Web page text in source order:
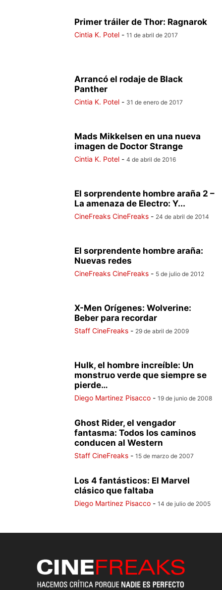
Primer tráiler de Thor: Ragnarok
Cintia K. Potel - 11 de abril de 2017
Arrancó el rodaje de Black
Panther
Cintia K. Potel - 31 de enero de 2017
Mads Mikkelsen en una nueva
imagen de Doctor Strange
Cintia K. Potel - 4 de abril de 2016
El sorprendente hombre araña 2 –
La amenaza de Electro: Y...
CineFreaks CineFreaks - 24 de abril de 2014
El sorprendente hombre araña:
Nuevas redes
CineFreaks CineFreaks - 5 de julio de 2012
X-Men Orígenes: Wolverine:
Beber para recordar
Staff CineFreaks - 29 de abril de 2009
Hulk, el hombre increíble: Un
monstruo verde que siempre se
pierde…
Diego Martinez Pisacco - 19 de junio de 2008
Ghost Rider, el vengador
fantasma: Todos los caminos
conducen al Western
Staff CineFreaks - 15 de marzo de 2007
Los 4 fantásticos: El Marvel
clásico que faltaba
Diego Martinez Pisacco - 14 de julio de 2005